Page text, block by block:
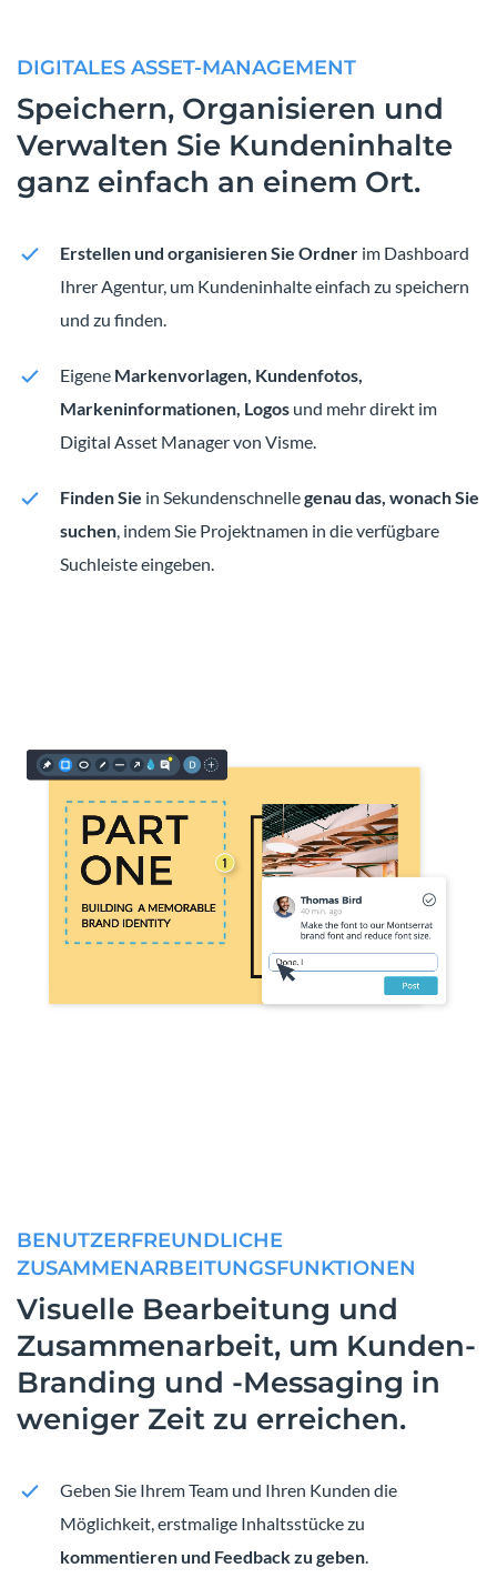
DIGITALES ASSET-MANAGEMENT
Speichern, Organisieren und
Verwalten Sie Kundeninhalte
ganz einfach an einem Ort.
Erstellen und organisieren Sie Ordner im Dashboard
Ihrer Agentur, um Kundeninhalte einfach zu speichern
und zu finden.
Eigene Markenvorlagen, Kundenfotos,
Markeninformationen, Logos und mehr direkt im
Digital Asset Manager von Visme.
Finden Sie in Sekundenschnellegenau das, wonach Sie
suchen , indem Sie Projektnamen in die verfügbare
Suchleiste eingeben.
BENUTZERFREUNDLICHE
ZUSAMMENARBEITUNGSFUNKTIONEN
Visuelle Bearbeitung und
Zusammenarbeit, um Kunden-
Branding und -Messaging in
weniger Zeit zu erreichen.
Geben Sie Ihrem Team und Ihren Kunden die
Möglichkeit, erstmalige Inhaltsstücke zu
kommentieren und Feedback zu geben